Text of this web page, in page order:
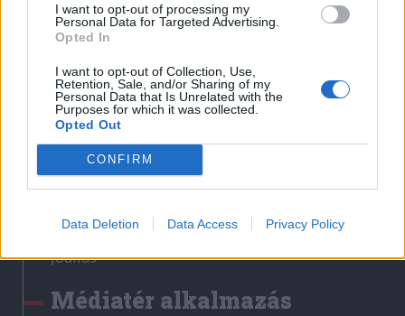
I want to opt-out of processing my
Personal Data for Targeted Advertising.
Opted In
I want to opt-out of Collection, Use,
Retention, Sale, and/or Sharing of my
Personal Data that Is Unrelated with the
Purposes for which it was collected.
Opted Out
CONFIRM
Data Deletion Data Access Privacy Policy
Médiatér
Liget
Krónika
Bihari Napló
Erdélyi Napló
Főtér
Rádió GaGa
Jóállás
Médiatér alkalmazás